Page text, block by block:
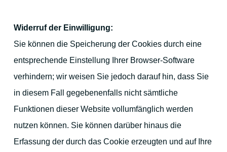
Widerruf der Einwilligung:
Sie können die Speicherung der Cookies durch eine
entsprechende Einstellung Ihrer Browser-Software
verhindern; wir weisen Sie jedoch darauf hin, dass Sie
in diesem Fall gegebenenfalls nicht sämtliche
Funktionen dieser Website vollumfänglich werden
nutzen können. Sie können darüber hinaus die
Erfassung der durch das Cookie erzeugten und auf Ihre